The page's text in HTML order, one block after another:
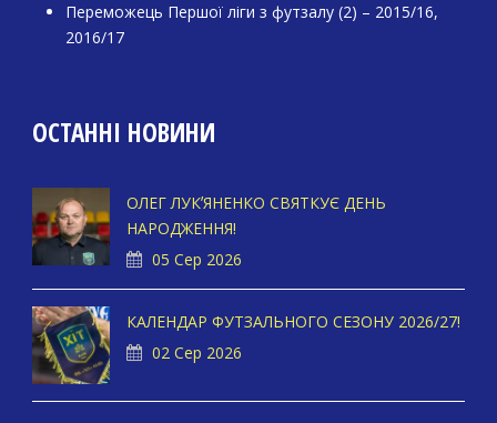
Переможець Першої ліги з футзалу (2) – 2015/16,
2016/17
ОСТАННІ НОВИНИ
ОЛЕГ ЛУКʼЯНЕНКО СВЯТКУЄ ДЕНЬ
НАРОДЖЕННЯ!
05 Сер 2026
КАЛЕНДАР ФУТЗАЛЬНОГО СЕЗОНУ 2026/27!
02 Сер 2026